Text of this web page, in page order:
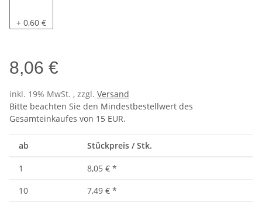
Pacific
+ 0,60 €
8,06 €
inkl. 19% MwSt. , zzgl. Versand
Bitte beachten Sie den Mindestbestellwert des
Gesamteinkaufes von 15 EUR.
ab Stückpreis / Stk.
1 8,05 € *
10
7,49 € *